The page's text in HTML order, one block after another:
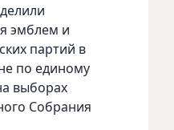
эмблем и
партий в
по единому
выборах
Собрания